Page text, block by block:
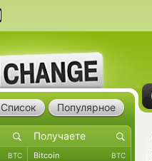
Список Популярное
BTC Bitcoin BTC